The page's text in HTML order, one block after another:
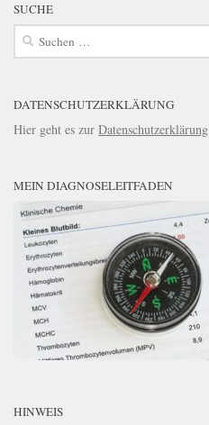
SUCHE
Suchen
nach:
DATENSCHUTZERKLÄRUNG
Hier geht es zur Datenschutzerklärung
MEIN DIAGNOSELEITFADEN
HINWEIS